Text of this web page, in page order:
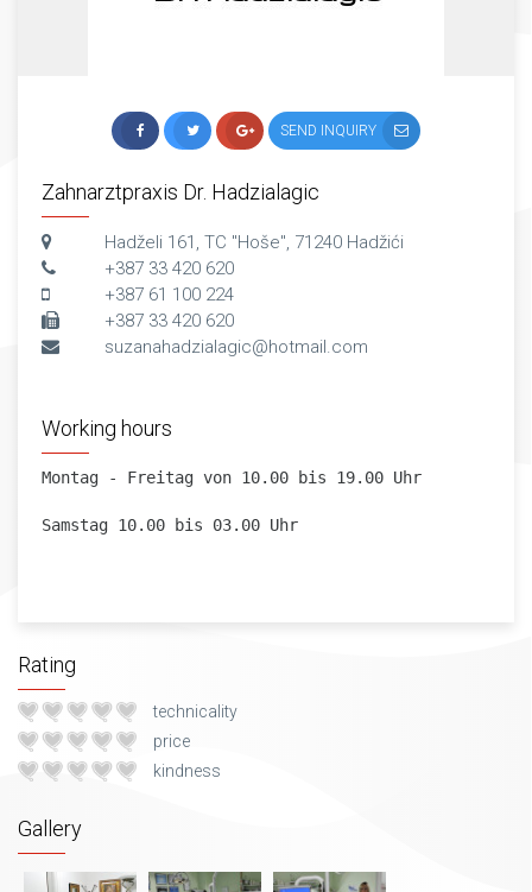
SEND INQUIRY
Zahnarztpraxis Dr. Hadzialagic
Hadželi 161, TC "Hoše", 71240 Hadžići
+387 33 420 620
+387 61 100 224
+387 33 420 620
suzanahadzialagic@hotmail.com
Working hours
Montag - Freitag von 10.00 bis 19.00 Uhr
Samstag 10.00 bis 03.00 Uhr
Rating
technicality
price
kindness
Gallery